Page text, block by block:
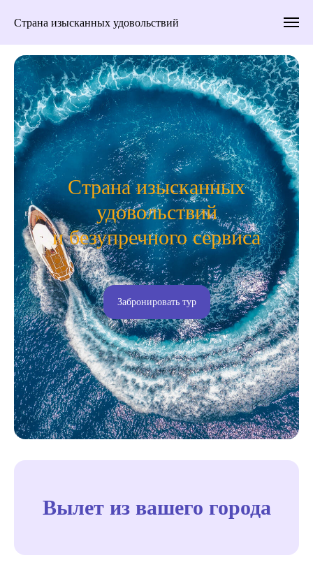
Страна изысканных удовольствий
Страна изысканных
удовольствий
и безупречного сервиса
Забронировать тур
Вылет из вашего города